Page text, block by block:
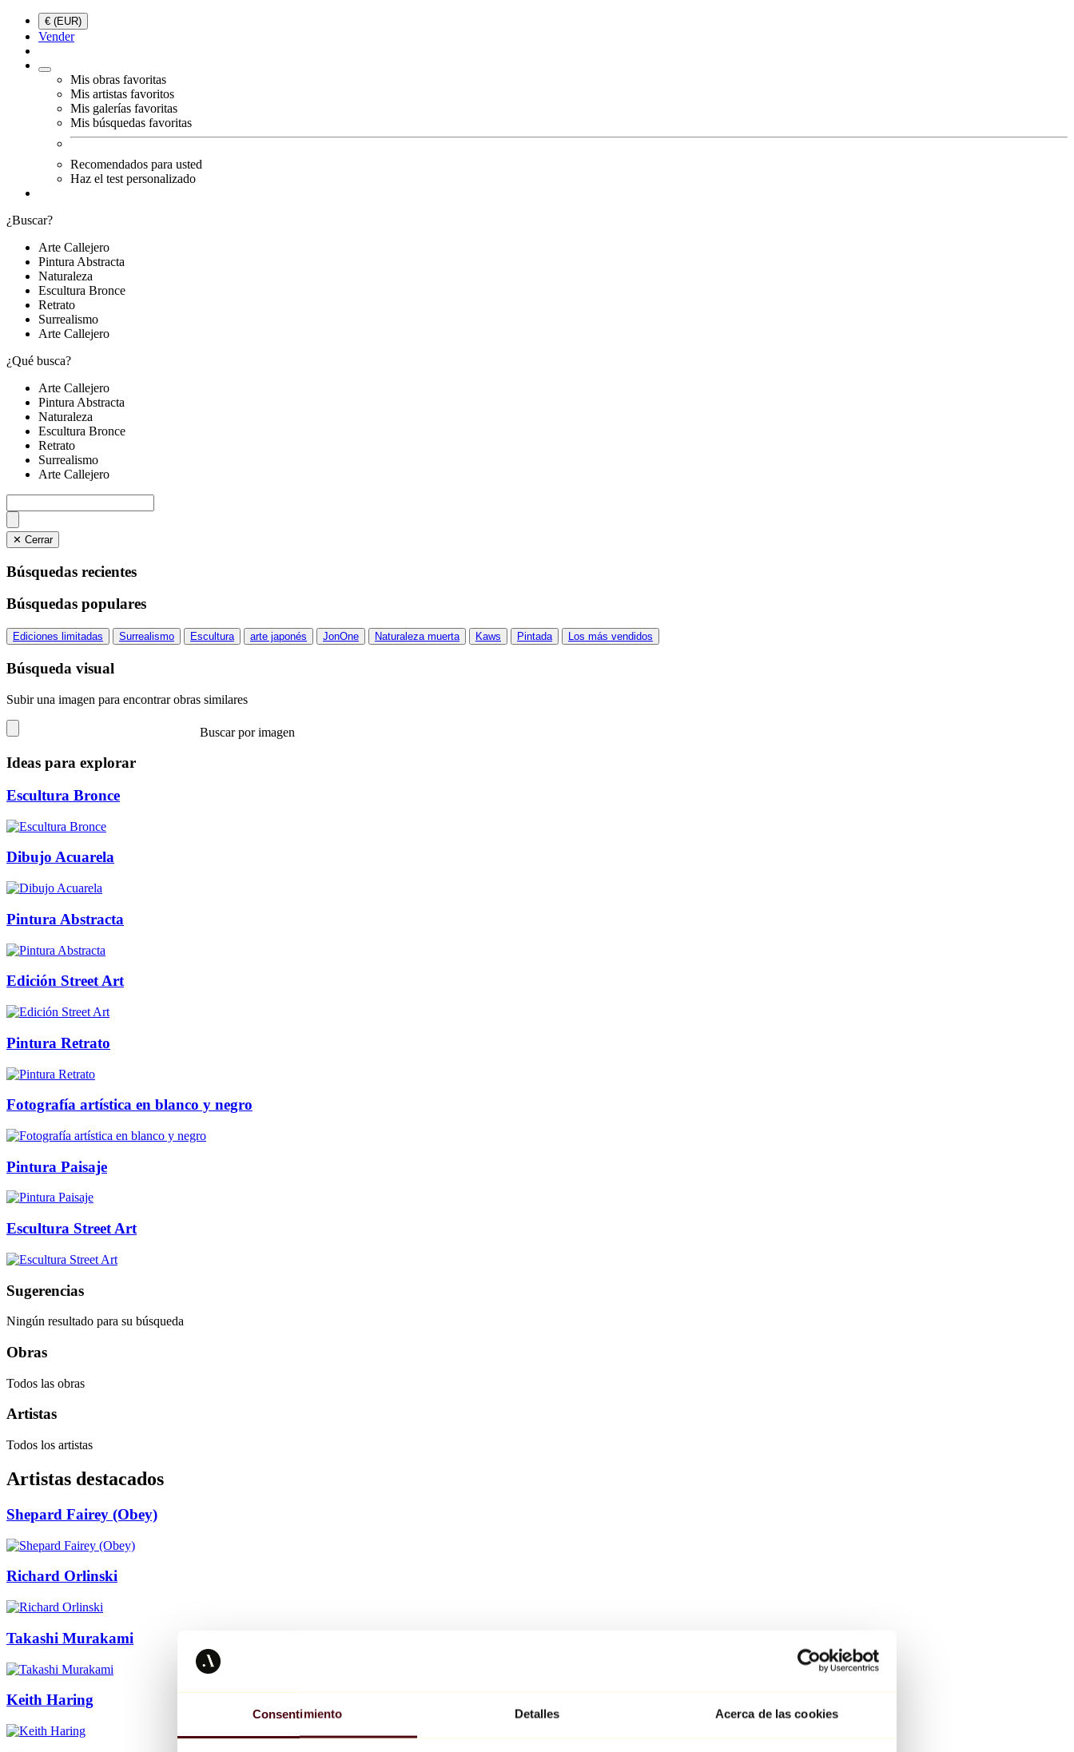
Consentimiento Detalles Acerca de las cookies
€ (EUR)
Vender
Mis obras favoritas
Mis artistas favoritos
Mis galerías favoritas
Mis búsquedas favoritas
Recomendados para usted
Haz el test personalizado
¿Buscar?
Arte Callejero
Pintura Abstracta
Naturaleza
Escultura Bronce
Retrato
Surrealismo
Arte Callejero
¿Qué busca?
Arte Callejero
Pintura Abstracta
Naturaleza
Escultura Bronce
Retrato
Surrealismo
Arte Callejero
✕ Cerrar
Búsquedas recientes
Búsquedas populares
Ediciones limitadas Surrealismo Escultura arte japonés JonOne Naturaleza muerta Kaws Pintada Los más vendidos
Búsqueda visual
Subir una imagen para encontrar obras similares
Buscar por imagen
Ideas para explorar
Escultura Bronce
Dibujo Acuarela
Pintura Abstracta
Edición Street Art
Pintura Retrato
Fotografía artística en blanco y negro
Pintura Paisaje
Escultura Street Art
Sugerencias
Ningún resultado para su búsqueda
Obras
Todos las obras
Artistas
Todos los artistas
Artistas destacados
Shepard Fairey (Obey)
Richard Orlinski
Takashi Murakami
Keith Haring